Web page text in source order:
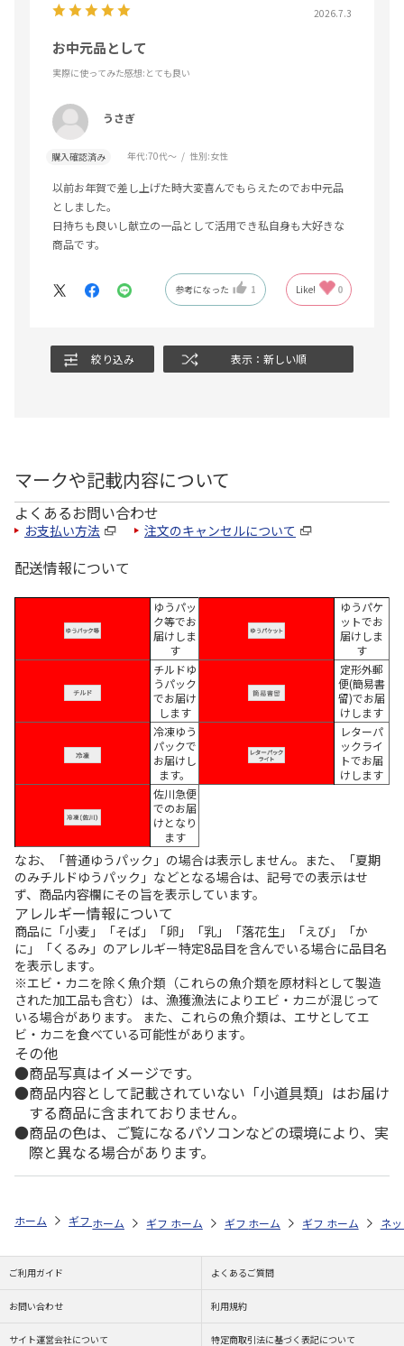
2026.7.3
お中元品として
実際に使ってみた感想:とても良い
うさぎ
購入確認済み 年代:70代～ 性別:女性
以前お年賀で差し上げた時大変喜んでもらえたのでお中元品
としました。
日持ちも良いし献立の一品として活用でき私自身も大好きな
商品です。
参考になった 1 Like! 0
絞り込み 表示：新しい順
マークや記載内容について
よくあるお問い合わせ
お支払い方法 注文のキャンセルについて
配送情報について
ゆうパッ
ク等でお
届けしま
す
ゆうパケ
ットでお
届けしま
す
チルドゆ
うパック
でお届け
します
定形外郵
便(簡易書
留)でお届
けします
冷凍ゆう
パックで
お届けし
ます。
レターパ
ックライ
トでお届
けします
佐川急便
でのお届
けとなり
ます
なお、「普通ゆうパック」の場合は表示しません。また、「夏期
のみチルドゆうパック」などとなる場合は、記号での表示はせ
ず、商品内容欄にその旨を表示しています。
アレルギー情報について
商品に「小麦」「そば」「卵」「乳」「落花生」「えび」「か
に」「くるみ」のアレルギー特定8品目を含んでいる場合に品目名
を表示します。
※エビ・カニを除く魚介類（これらの魚介類を原材料として製造
された加工品も含む）は、漁獲漁法によりエビ・カニが混じって
いる場合があります。 また、これらの魚介類は、エサとしてエ
ビ・カニを食べている可能性があります。
その他
商品写真はイメージです。
商品内容として記載されていない「小道具類」はお届け
する商品に含まれておりません。
商品の色は、ご覧になるパソコンなどの環境により、実
際と異なる場合があります。
ホーム ギフトストア お中元・夏ギフト特集 2026 おつまみ・お惣菜
ホーム ギフトストア お中元・夏ギフト特集 2026
ホーム ギフトストア お中元・夏ギフト
ホーム ギフトストア お
ホーム ネ
ご利用ガイド よくあるご質問
お問い合わせ 利用規約
サイト運営会社について 特定商取引法に基づく表記について